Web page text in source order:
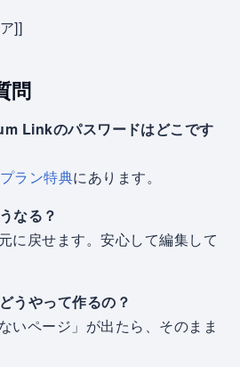
]]
問
Linkのパスワードはどこです
ラン特典にあります。
なる？
に戻せます。安心して編集して
うやって作るの？
いページ」が出たら、そのまま